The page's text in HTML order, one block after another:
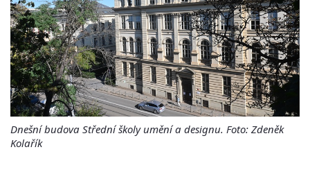
Dnešní budova Střední školy umění a designu. Foto: Zdeněk
Kolařík